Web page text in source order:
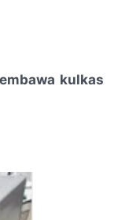
kulkas